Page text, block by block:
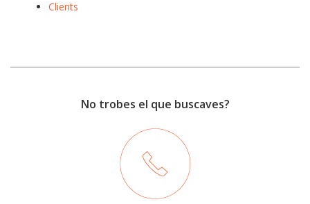
Clients
No trobes el que buscaves?